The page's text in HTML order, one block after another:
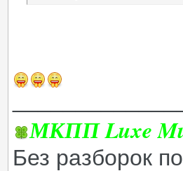
МКПП Luxe
Без разборок